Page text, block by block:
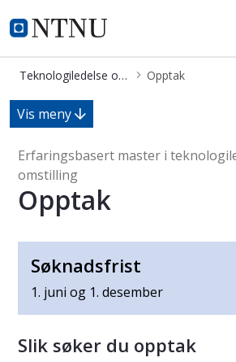
NTNU Hjemmeside
Teknologiledelse og
Teknologiledelse og digital omstilling (MTDO) Opptak
Opptak -
Vis meny
Erfaringsbasert master i
omstilling
Opptak
Søknadsfrist
1. juni og 1. desember
Slik søker du opptak